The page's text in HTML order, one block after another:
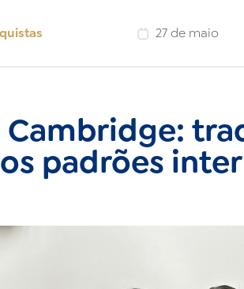
27 de maio
Cambridge:
padrões